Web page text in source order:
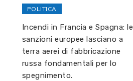
POLITICA
Incendi in Francia e Spagna: le
sanzioni europee lasciano a
terra aerei di fabbricazione
russa fondamentali per lo
spegnimento.